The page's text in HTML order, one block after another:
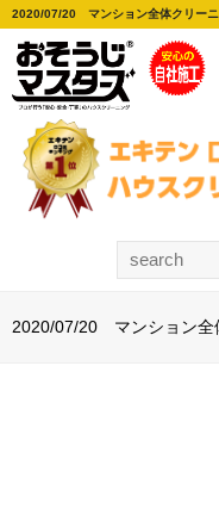
2020/07/20 マンション全体クリー
2020/07/20 マンション